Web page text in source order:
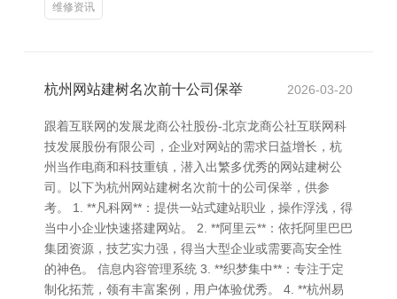
维修资讯
杭州网站建树名次前十公司保举 2026-03-20
跟着互联网的发展龙商公社股份-北京龙商公社互联网科
技发展股份有限公司，企业对网站的需求日益增长，杭
州当作电商和科技重镇，潜入出繁多优秀的网站建树公
司。以下为杭州网站建树名次前十的公司保举，供参
考。 1. **凡科网**：提供一站式建站职业，操作浮浅，得
当中小企业快速搭建网站。 2. **阿里云**：依托阿里巴巴
集团资源，技艺实力强，得当大型企业或需要高安全性
的神色。 信息内容管理系统 3. **织梦集中**：专注于定
制化拓荒，领有丰富案例，用户体验优秀。 4. **杭州易